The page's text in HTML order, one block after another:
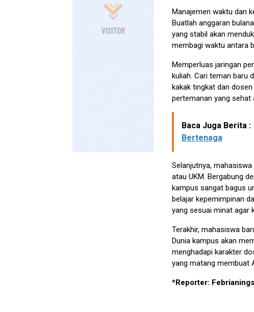
Manajemen waktu dan
Buatlah anggaran
yang stabil akan
membagi waktu antara
Memperluas jaringan
kuliah. Cari teman baru
kakak tingkat dan
pertemanan yang sehat
Baca Juga Berita :
Bertenaga
Selanjutnya,
atau UKM. Bergabung
kampus sangat bagus
belajar kepemimpinan
yang sesuai minat agar
Terakhir, mahasiswa
Dunia kampus akan
menghadapi karakter
yang matang membuat
*Reporter: